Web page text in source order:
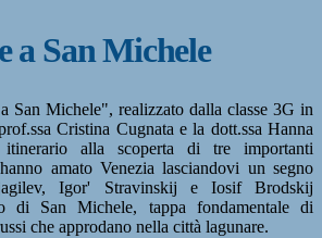
a San Michele
San Michele", realizzato dalla classe 3G in
Cristina Cugnata e la dott.ssa Hanna
alla scoperta di tre importanti
amato Venezia lasciandovi un segno
Igor' Stravinskij e Iosif Brodskij
di San Michele, tappa fondamentale di
che approdano nella città lagunare.